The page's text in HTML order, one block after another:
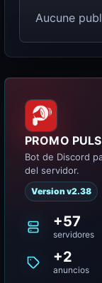
Aucune
PROMO
Bot de Discord
del servidor.
Version v2.38
+57
servidores
+2
anuncios